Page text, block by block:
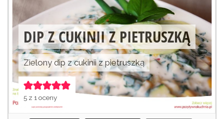
DIP Z CUKINII Z PIETRUSZKĄ
Zielony dip z cukinii z pietruszką
5 z 1 oceny